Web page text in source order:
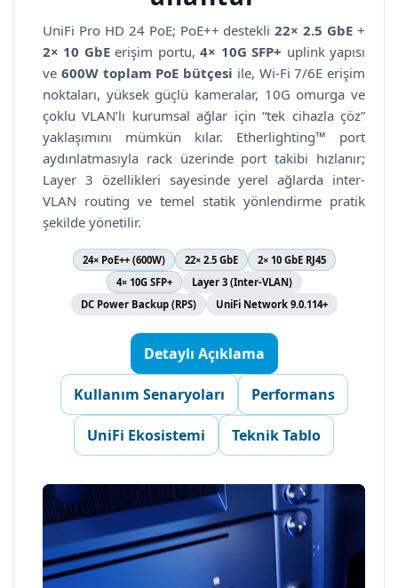
UniFi Pro HD 24 PoE; PoE++ destekli22× 2.5 GbE +
2× 10 GbEerişim portu,4× 10G SFP+ uplink yapısı
ve 600W toplam PoE bütçesi ile, Wi-Fi 7/6E erişim
noktaları, yüksek güçlü kameralar, 10G omurga ve
çoklu VLAN’lı kurumsal ağlar için “tek cihazla çöz”
yaklaşımını mümkün kılar. Etherlighting™ port
aydınlatmasıyla rack üzerinde port takibi hızlanır;
Layer 3 özellikleri sayesinde yerel ağlarda inter-
VLAN routing ve temel statik yönlendirme pratik
şekilde yönetilir.
24× PoE++ (600W) 22× 2.5 GbE
2× 10 GbE RJ45
4× 10G SFP+
Layer 3 (Inter-VLAN)
DC Power Backup (RPS)
UniFi Network 9.0.114+
Detaylı Açıklama
Kullanım Senaryoları Performans
UniFi Ekosistemi Teknik Tablo